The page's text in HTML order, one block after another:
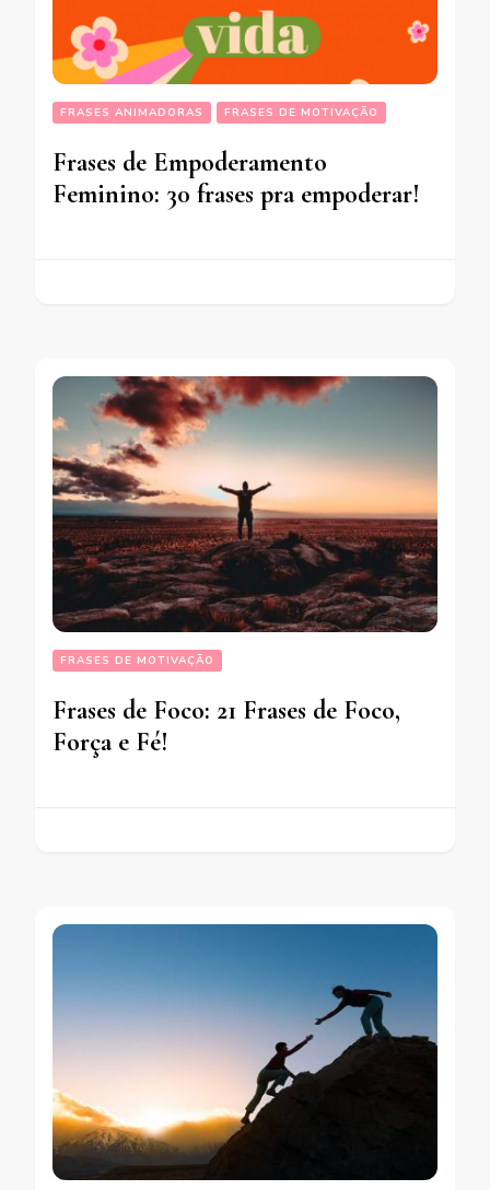
FRASES ANIMADORAS FRASES DE MOTIVAÇÃO
Frases de Empoderamento
Feminino: 30 frases pra empoderar!
FRASES DE MOTIVAÇÃO
Frases de Foco: 21 Frases de Foco,
Força e Fé!